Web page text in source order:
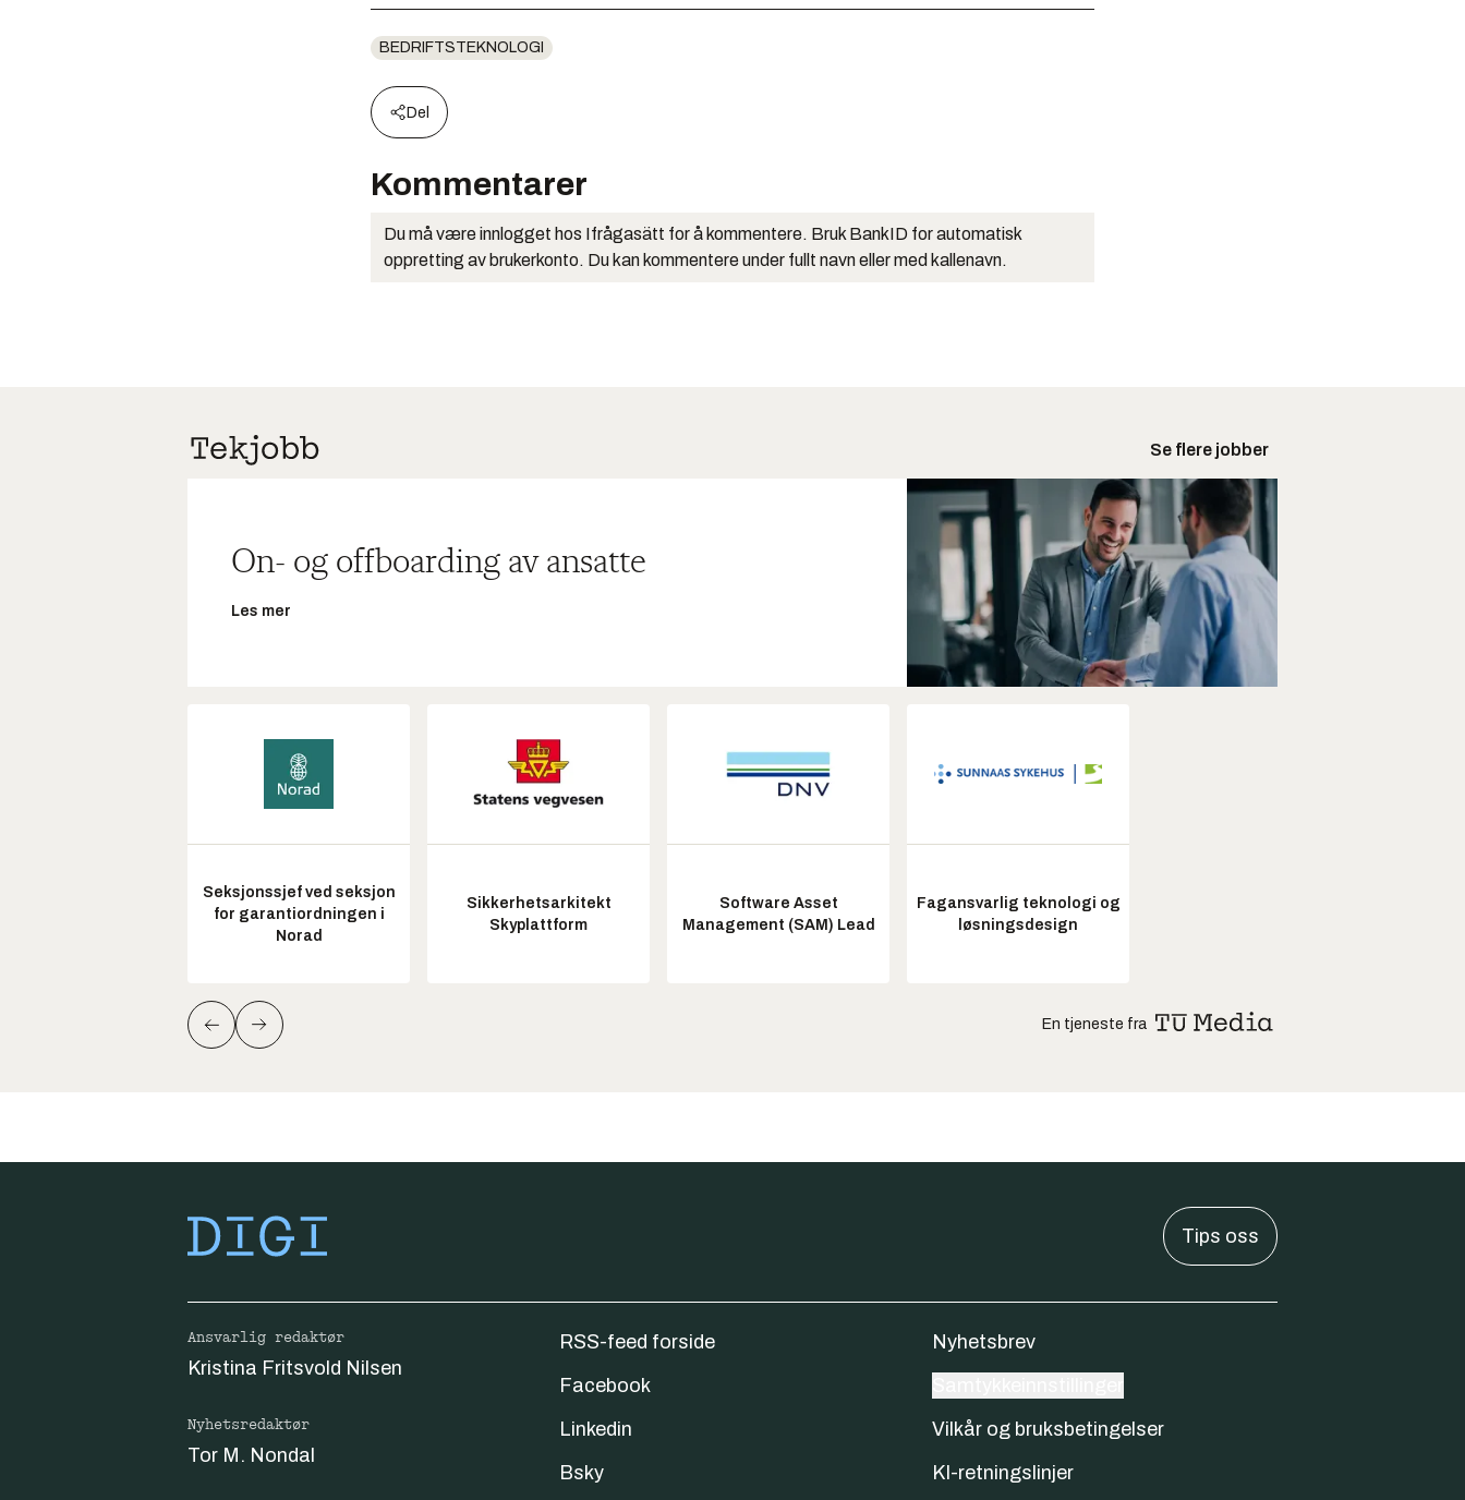
BEDRIFTSTEKNOLOGI
Del
Kommentarer
Du må være innlogget hos Ifrågasätt for å kommentere. Bruk BankID for automatisk
oppretting av brukerkonto. Du kan kommentere under fullt navn eller med kallenavn.
Se flere jobber
On- og offboarding av ansatte
Les mer
Seksjonssjef ved seksjon
for garantiordningen i
Norad
Sikkerhetsarkitekt
Skyplattform
Software Asset
Management (SAM) Lead
Fagansvarlig teknologi og
løsningsdesign
En tjeneste fra
Tips oss
Ansvarlig redaktør
Kristina Fritsvold Nilsen
Nyhetsredaktør
Tor M. Nondal
RSS-feed forside
Facebook
Linkedin
Bsky
Nyhetsbrev
Vilkår og bruksbetingelser
KI-retningslinjer